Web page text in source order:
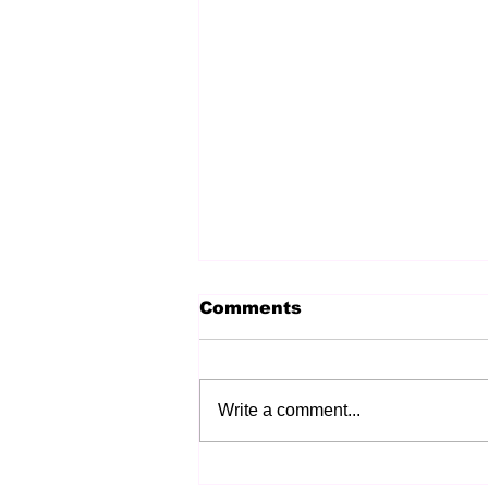
Comments
Write a comment...